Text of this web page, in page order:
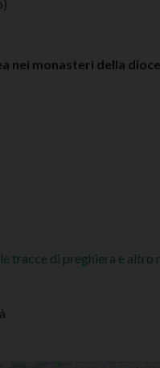
nei monasteri della
tracce di preghiera e altro